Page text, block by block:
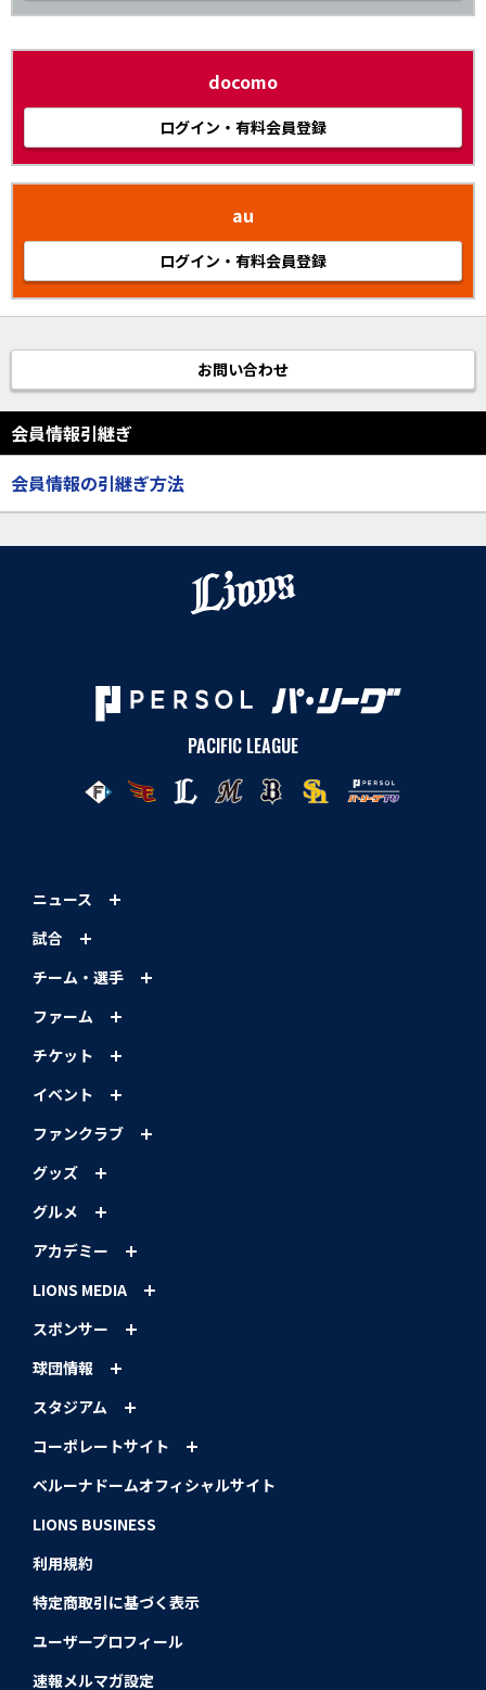
docomo
ログイン・有料会員登録
au
ログイン・有料会員登録
お問い合わせ
会員情報引継ぎ
会員情報の引継ぎ方法
PACIFIC LEAGUE
ニュース
試合
チーム・選手
ファーム
チケット
イベント
ファンクラブ
グッズ
グルメ
アカデミー
LIONS MEDIA
スポンサー
球団情報
スタジアム
コーポレートサイト
ベルーナドームオフィシャルサイト
LIONS BUSINESS
利用規約
特定商取引に基づく表示
ユーザープロフィール
速報メルマガ設定